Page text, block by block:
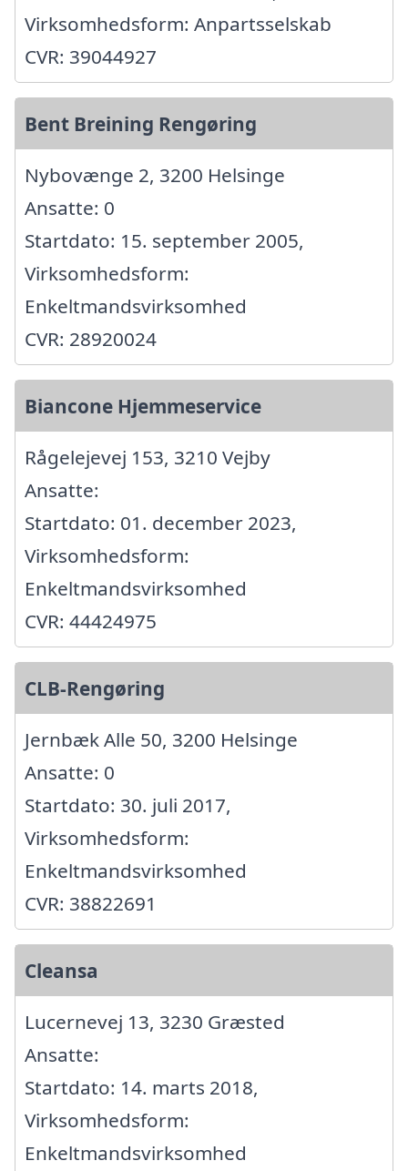
Virksomhedsform: Anpartsselskab
CVR: 39044927
Bent Breining Rengøring
Nybovænge 2, 3200 Helsinge
Ansatte: 0
Startdato: 15. september 2005,
Virksomhedsform:
Enkeltmandsvirksomhed
CVR: 28920024
Biancone Hjemmeservice
Rågelejevej 153, 3210 Vejby
Ansatte:
Startdato: 01. december 2023,
Virksomhedsform:
Enkeltmandsvirksomhed
CVR: 44424975
CLB-Rengøring
Jernbæk Alle 50, 3200 Helsinge
Ansatte: 0
Startdato: 30. juli 2017,
Virksomhedsform:
Enkeltmandsvirksomhed
CVR: 38822691
Cleansa
Lucernevej 13, 3230 Græsted
Ansatte:
Startdato: 14. marts 2018,
Virksomhedsform:
Enkeltmandsvirksomhed